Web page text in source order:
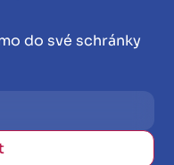
do své schránky